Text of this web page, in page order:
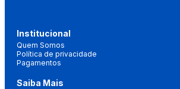
Institucional
Quem Somos
Política de privacidade
Pagamentos
Saiba Mais